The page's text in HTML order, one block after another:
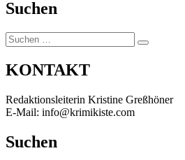
Suchen
Suchen
nach:
Suchen
KONTAKT
Redaktionsleiterin Kristine Greßhöner
E-Mail: info@krimikiste.com
Suchen